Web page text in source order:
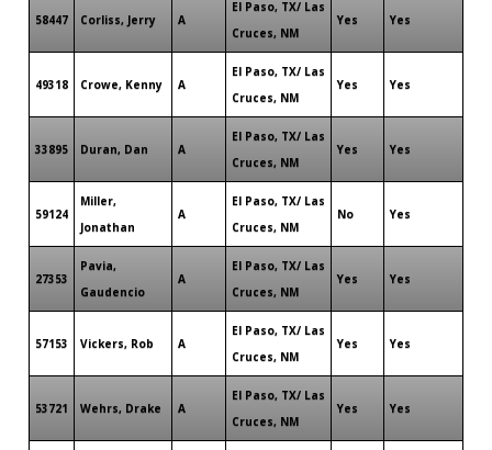
58447 Corliss, Jerry A
El Paso, TX/ Las
Cruces, NM
Yes Yes
49318 Crowe, Kenny A
El Paso, TX/ Las
Cruces, NM
Yes Yes
33895 Duran, Dan A
El Paso, TX/ Las
Cruces, NM
Yes Yes
59124
Miller,
Jonathan
A
El Paso, TX/ Las
Cruces, NM
No Yes
27353
Pavia,
Gaudencio
A
El Paso, TX/ Las
Cruces, NM
Yes Yes
57153 Vickers, Rob A
El Paso, TX/ Las
Cruces, NM
Yes Yes
53721 Wehrs, Drake A
El Paso, TX/ Las
Cruces, NM
Yes Yes